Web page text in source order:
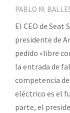
PABLO M.
El CEO de Seat
presidente de
pedido «libre
la entrada de
competencia
eléctrico es el
parte, el